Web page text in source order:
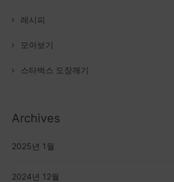
레시피
모아보기
스타벅스 도장깨기
Archives
2025년 1월
2024년 12월